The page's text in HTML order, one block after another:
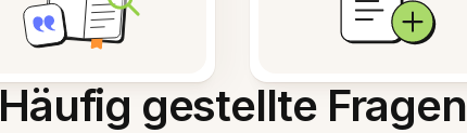
Häufig gestellte Fragen